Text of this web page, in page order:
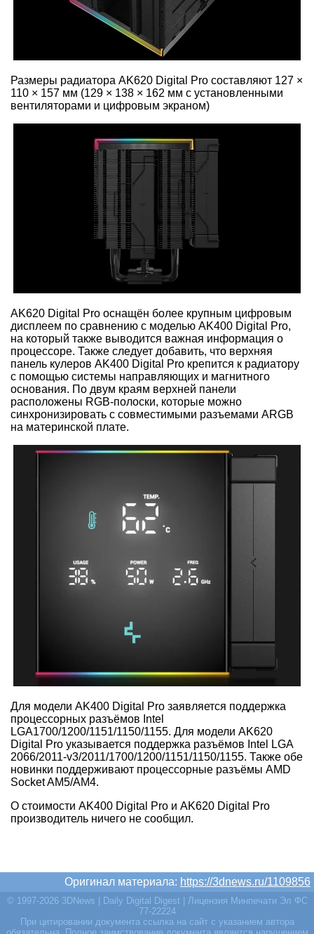
Размеры радиатора AK620 Digital Pro составляют 127 ×
110 × 157 мм (129 × 138 × 162 мм с установленными
вентиляторами и цифровым экраном)
AK620 Digital Pro оснащён более крупным цифровым
дисплеем по сравнению с моделью AK400 Digital Pro,
на который также выводится важная информация о
процессоре. Также следует добавить, что верхняя
панель кулеров AK400 Digital Pro крепится к радиатору
с помощью системы направляющих и магнитного
основания. По двум краям верхней панели
расположены RGB-полоски, которые можно
синхронизировать с совместимыми разъемами ARGB
на материнской плате.
Для модели AK400 Digital Pro заявляется поддержка
процессорных разъёмов Intel
LGA1700/1200/1151/1150/1155. Для модели AK620
Digital Pro указывается поддержка разъёмов Intel LGA
2066/2011-v3/2011/1700/1200/1151/1150/1155. Также обе
новинки поддерживают процессорные разъёмы AMD
Socket AM5/AM4.
О стоимости AK400 Digital Pro и AK620 Digital Pro
производитель ничего не сообщил.
Оригинал материала: https://3dnews.ru/1109856
© 1997-2026 3DNews | Daily Digital Digest | Лицензия Минпечати Эл ФС
77-22224
При цитировании документа ссылка на сайт с указанием автора